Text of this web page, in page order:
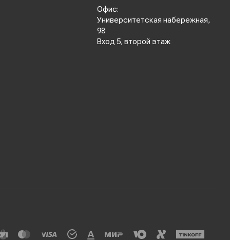
Офис:
Университетская набережная,
98
Вход 5, второй этаж